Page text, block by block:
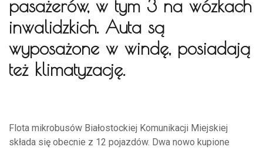
pasażerów, w tym 3 na wózkach
inwalidzkich. Auta są
wyposażone w windę, posiadają
też klimatyzację.
Flota mikrobusów Białostockiej Komunikacji Miejskiej
składa się obecnie z 12 pojazdów. Dwa nowo kupione